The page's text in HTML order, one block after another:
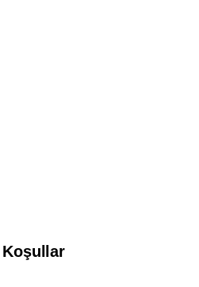
Koşullar